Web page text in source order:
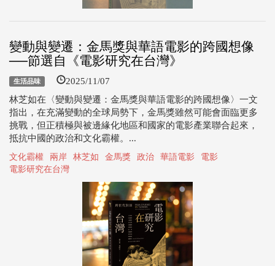
變動與變遷：金馬獎與華語電影的跨國想像
──節選自《電影研究在台灣》
生活品味 2025/11/07
林芝如在〈變動與變遷：金馬獎與華語電影的跨國想像〉一文
指出，在充滿變動的全球局勢下，金馬獎雖然可能會面臨更多
挑戰，但正積極與被邊緣化地區和國家的電影產業聯合起來，
抵抗中國的政治和文化霸權。...
文化霸權 兩岸 林芝如 金馬獎 政治 華語電影
電影
電影研究在台灣